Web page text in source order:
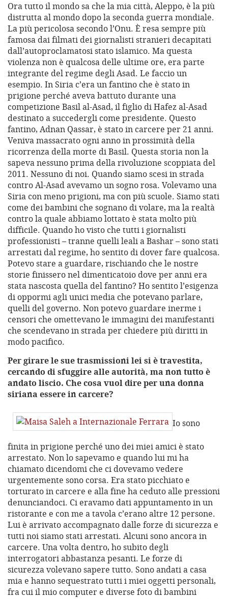
Ora tutto il mondo sa che la mia città, Aleppo, è la più
distrutta al mondo dopo la seconda guerra mondiale.
La più pericolosa secondo l’Onu. È resa sempre più
famosa dai filmati dei giornalisti stranieri decapitati
dall’autoproclamatosi stato islamico. Ma questa
violenza non è qualcosa delle ultime ore, era parte
integrante del regime degli Asad. Le faccio un
esempio. In Siria c’era un fantino che è stato in
prigione perché aveva battuto durante una
competizione Basil al-Asad, il figlio di Hafez al-Asad
destinato a succedergli come presidente. Questo
fantino, Adnan Qassar, è stato in carcere per 21 anni.
Veniva massacrato ogni anno in prossimità della
ricorrenza della morte di Basil. Questa storia non la
sapeva nessuno prima della rivoluzione scoppiata del
2011. Nessuno di noi. Quando siamo scesi in strada
contro Al-Asad avevamo un sogno rosa. Volevamo una
Siria con meno prigioni, ma con più scuole. Siamo stati
come dei bambini che sognano di volare, ma la realtà
contro la quale abbiamo lottato è stata molto più
difficile. Quando ho visto che tutti i giornalisti
professionisti – tranne quelli leali a Bashar – sono stati
arrestati dal regime, ho sentito di dover fare qualcosa.
Potevo stare a guardare, rischiando che le nostre
storie finissero nel dimenticatoio dove per anni era
stata nascosta quella del fantino? Ho sentito l’esigenza
di oppormi agli unici media che potevano parlare,
quelli del governo. Non potevo guardare inerme i
censori che omettevano le immagini dei manifestanti
che scendevano in strada per chiedere più diritti in
modo pacifico.
Per girare le sue trasmissioni lei si è travestita,
cercando di sfuggire alle autorità, ma non tutto è
andato liscio. Che cosa vuol dire per una donna
siriana essere in carcere?
Io sono
finita in prigione perché uno dei miei amici è stato
arrestato. Non lo sapevamo e quando lui mi ha
chiamato dicendomi che ci dovevamo vedere
urgentemente sono corsa. Era stato picchiato e
torturato in carcere e alla fine ha ceduto alle pressioni
denunciandoci. Ci eravamo dati appuntamento in un
ristorante e con me a tavola c’erano altre 12 persone.
Lui è arrivato accompagnato dalle forze di sicurezza e
tutti noi siamo stati arrestati. Alcuni sono ancora in
carcere. Una volta dentro, ho subito degli
interrogatori abbastanza pesanti. Le forze di
sicurezza volevano sapere tutto. Sono andati a casa
mia e hanno sequestrato tutti i miei oggetti personali,
fra cui il mio computer e diverse foto di bambini